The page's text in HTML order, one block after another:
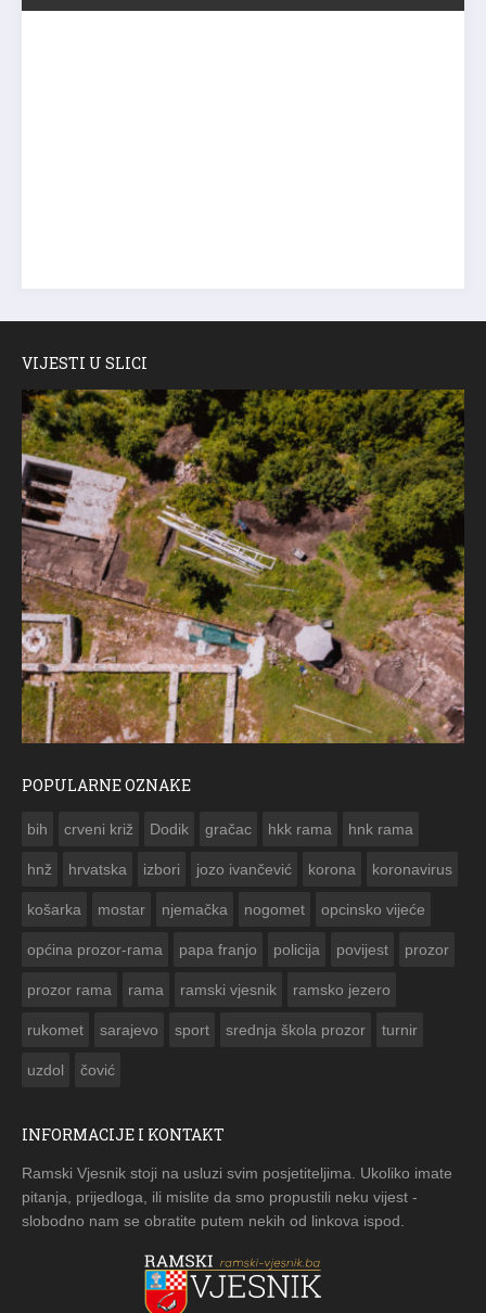
VIJESTI U SLICI
POPULARNE OZNAKE
bih crveni križ Dodik gračac hkk rama hnk rama
hnž hrvatska izbori jozo ivančević korona koronavirus
košarka mostar njemačka nogomet opcinsko vijeće
općina prozor-rama papa franjo policija povijest prozor
prozor rama rama ramski vjesnik ramsko jezero
rukomet sarajevo sport srednja škola prozor turnir
uzdol čović
INFORMACIJE I KONTAKT
Ramski Vjesnik stoji na usluzi svim posjetiteljima. Ukoliko imate
pitanja, prijedloga, ili mislite da smo propustili neku vijest -
slobodno nam se obratite putem nekih od linkova ispod.